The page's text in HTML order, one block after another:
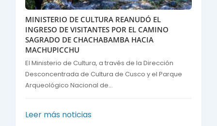
MINISTERIO DE CULTURA REANUDÓ EL
INGRESO DE VISITANTES POR EL CAMINO
SAGRADO DE CHACHABAMBA HACIA
MACHUPICCHU
El Ministerio de Cultura, a través de la Dirección
Desconcentrada de Cultura de Cusco y el Parque
Arqueológico Nacional de...
Leer más noticias